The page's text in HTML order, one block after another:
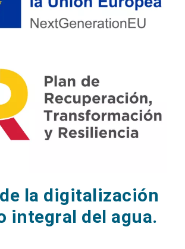
la digitalización
integral del agua.